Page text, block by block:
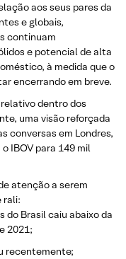
aos seus pares da
e globais,
continuam
e potencial de alta
à medida que o
encerrando em breve.
dentro dos
uma visão reforçada
conversas em Londres,
IBOV para 149 mil
atenção a serem
rali:
do Brasil caiu abaixo da
2021;
recentemente;